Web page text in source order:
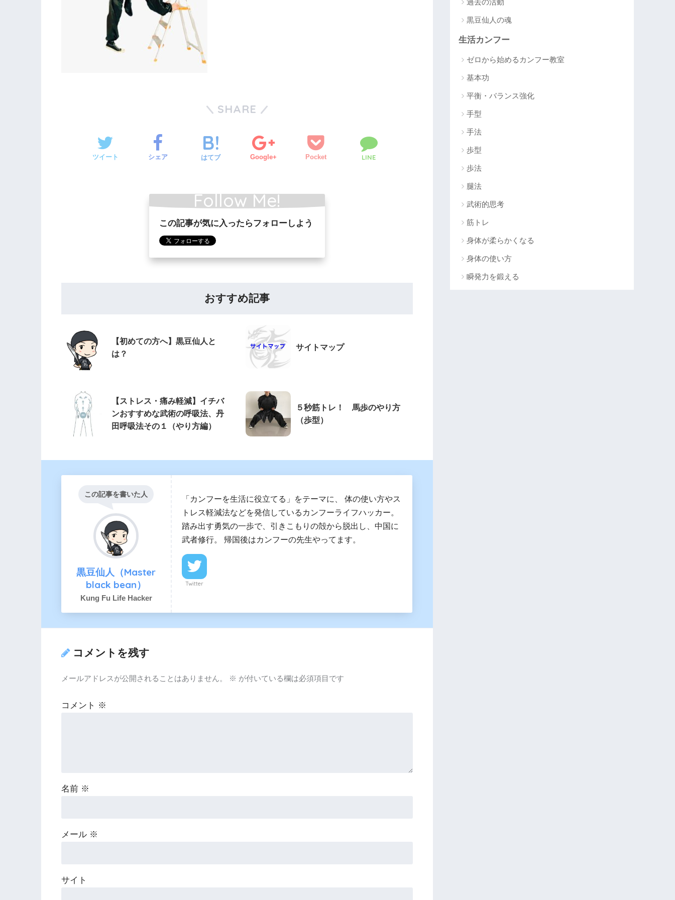
SHARE
ツイート シェア はてブ Google+ Pocket LINE
Follow Me!
この記事が気に入ったらフォローしよう
おすすめ記事
【初めての方へ】黒豆仙人と
は？
サイトマップ
【ストレス・痛み軽減】イチバ
ンおすすめな武術の呼吸法、丹
田呼吸法その１（やり方編）
５秒筋トレ！ 馬歩のやり方
（歩型）
この記事を書いた人
黒豆仙人（Master
black bean）
Kung Fu Life Hacker
「カンフーを生活に役立てる」をテーマに、 体の使い方やス
トレス軽減法などを発信しているカンフーライフハッカー。
踏み出す勇気の一歩で、引きこもりの殻から脱出し、中国に
武者修行。 帰国後はカンフーの先生やってます。
Twitter
コメントを残す
メールアドレスが公開されることはありません。 ※ が付いている欄は必須項目です
コメント ※
名前 ※
メール ※
サイト
過去の活動
黒豆仙人の魂
生活カンフー
ゼロから始めるカンフー教室
基本功
平衡・バランス強化
手型
手法
歩型
歩法
腿法
武術的思考
筋トレ
身体が柔らかくなる
身体の使い方
瞬発力を鍛える